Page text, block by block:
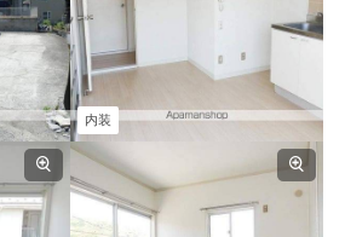
内装